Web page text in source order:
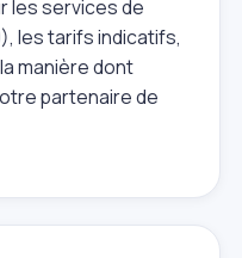
les services de
les tarifs indicatifs,
manière dont
partenaire de